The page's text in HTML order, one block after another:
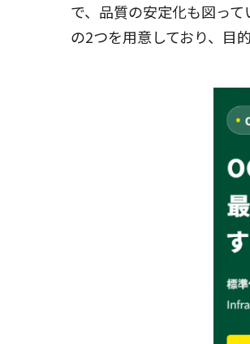
で、品質の安定化も図っ
の2つを用意しており、目